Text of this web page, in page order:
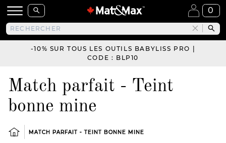
0
-10% SUR TOUS LES OUTILS BABYLISS PRO |
CODE : BLP10
Match parfait - Teint
bonne mine
MATCH PARFAIT - TEINT BONNE MINE